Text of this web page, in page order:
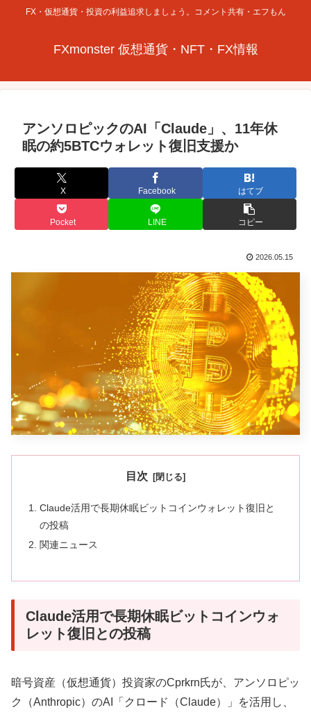
FX・仮想通貨・投資の利益追求しましょう。コメント共有・エフもん
FXmonster 仮想通貨・NFT・FX情報
アンソロピックのAI「Claude」、11年休
眠の約5BTCウォレット復旧支援か
X Facebook はてブ
Pocket LINE コピー
2026.05.15
目次
Claude活用で長期休眠ビットコインウォレット復旧と
の投稿
関連ニュース
Claude活用で長期休眠ビットコインウォ
レット復旧との投稿
暗号資産（仮想通貨）投資家のCprkrn氏が、アンソロピッ
ク（Anthropic）のAI「クロード（Claude）」を活用し、